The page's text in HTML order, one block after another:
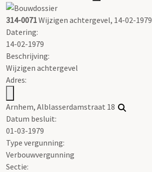
314-0071Wijzigen achtergevel, 14-02-1979
Datering:
14-02-1979
Beschrijving:
Wijzigen achtergevel
Adres:
Arnhem, Alblasserdamstraat 18
Datum besluit:
01-03-1979
Type vergunning:
Verbouwvergunning
Sectie: